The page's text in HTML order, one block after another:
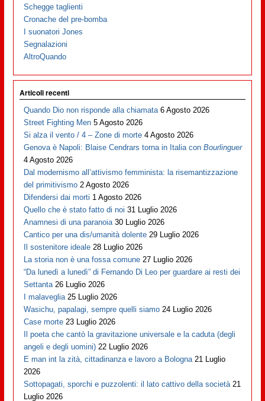
Schegge taglienti
Cronache del pre-bomba
I suonatori Jones
Segnalazioni
AltroQuando
Articoli recenti
Quando Dio non risponde alla chiamata 6 Agosto 2026
Street Fighting Men 5 Agosto 2026
Si alza il vento / 4 – Zone di morte 4 Agosto 2026
Genova è Napoli: Blaise Cendrars torna in Italia conBourlinguer
4 Agosto 2026
Dal modernismo all’attivismo femminista: la risemantizzazione
del primitivismo 2 Agosto 2026
Difendersi dai morti 1 Agosto 2026
Quello che è stato fatto di noi 31 Luglio 2026
Anamnesi di una paranoia 30 Luglio 2026
Cantico per una dis/umanità dolente 29 Luglio 2026
Il sostenitore ideale 28 Luglio 2026
La storia non è una fossa comune 27 Luglio 2026
“Da lunedì a lunedì” di Fernando Di Leo per guardare ai resti dei
Settanta 26 Luglio 2026
I malaveglia 25 Luglio 2026
Wasichu, papalagi, sempre quelli siamo 24 Luglio 2026
Case morte 23 Luglio 2026
Il poeta che cantò la gravitazione universale e la caduta (degli
angeli e degli uomini) 22 Luglio 2026
E man int la zità, cittadinanza e lavoro a Bologna 21 Luglio
2026
Sottopagati, sporchi e puzzolenti: il lato cattivo della società 21
Luglio 2026